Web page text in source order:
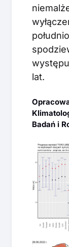
lat.
Badań i